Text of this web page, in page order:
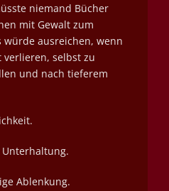
niemand Bücher
mit Gewalt zum
würde ausreichen, wenn
verlieren, selbst zu
und nach tieferem
Unterhaltung.
Ablenkung.